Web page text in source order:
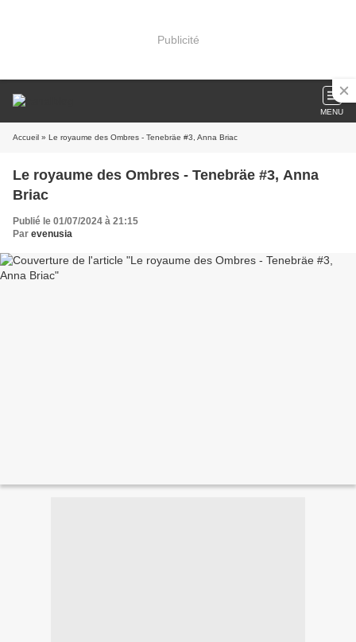
Publicité
MENU
Accueil » Le royaume des Ombres - Tenebräe #3, Anna Briac
Le royaume des Ombres - Tenebräe #3, Anna
Briac
Publié le 01/07/2024 à 21:15
Par evenusia